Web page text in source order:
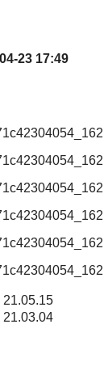
23 17:49
21.05.15
21.03.04